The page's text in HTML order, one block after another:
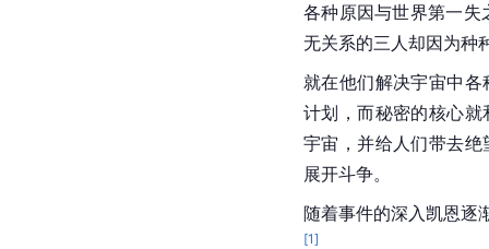
各种原因与世界第一失
无关系的三人却因为种
就在他们解决宇宙中各
计划，而秘密的核心就
宇宙，并给人们带去绝
展开斗争。
随着事件的深入凯恩逐
[1]